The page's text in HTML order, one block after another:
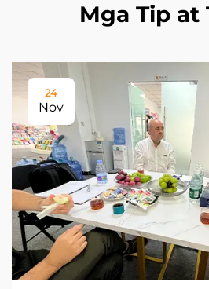
Mga Tip at
24
Nov